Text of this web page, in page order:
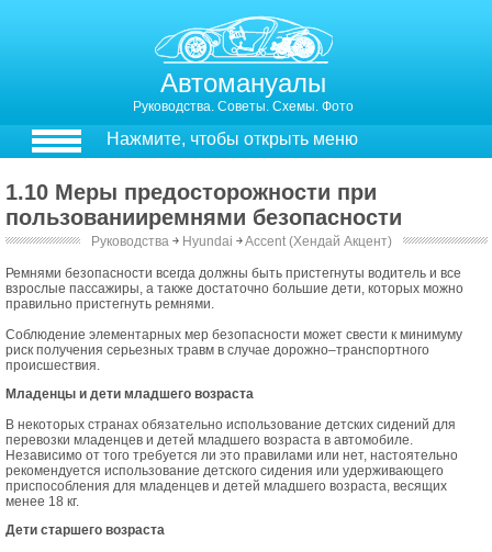
Автомануалы
Руководства. Советы. Схемы. Фото
Нажмите, чтобы открыть меню
1.10 Меры предосторожности при
пользованииремнями безопасности
Руководства ￫ Hyundai ￫Accent (Хендай Акцент)
Ремнями безопасности всегда должны быть пристегнуты водитель и все
взрослые пассажиры, а также достаточно большие дети, которых можно
правильно пристегнуть ремнями.
Соблюдение элементарных мер безопасности может свести к минимуму
риск получения серьезных травм в случае дорожно–транспортного
происшествия.
Младенцы и дети младшего возраста
В некоторых странах обязательно использование детских сидений для
перевозки младенцев и детей младшего возраста в автомобиле.
Независимо от того требуется ли это правилами или нет, настоятельно
рекомендуется использование детского сидения или удерживающего
приспособления для младенцев и детей младшего возраста, весящих
менее 18 кг.
Дети старшего возраста